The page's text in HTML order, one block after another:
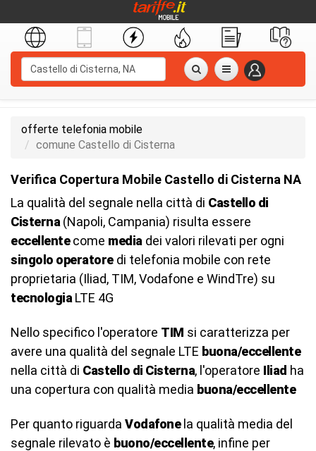
offerte telefonia mobile
comune Castello di Cisterna
Verifica Copertura Mobile Castello di Cisterna NA
La qualità del segnale nella città di Castello di
Cisterna (Napoli, Campania) risulta essere
eccellentecome media dei valori rilevati per ogni
singolo operatoredi telefonia mobile con rete
proprietaria (Iliad, TIM, Vodafone e WindTre) su
tecnologia LTE 4G
Nello specifico l'operatore TIM si caratterizza per
avere una qualità del segnale LTE buona/eccellente
nella città di Castello di Cisterna, l'operatore Iliad ha
una copertura con qualità media buona/eccellente
Per quanto riguarda Vodafonela qualità media del
segnale rilevato è buono/eccellente, infine per